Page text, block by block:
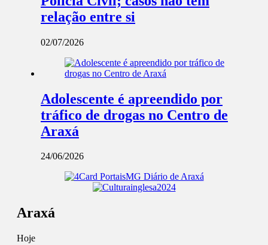
relação entre si
02/07/2026
Adolescente é apreendido por
tráfico de drogas no Centro de
Araxá
24/06/2026
Araxá
Hoje